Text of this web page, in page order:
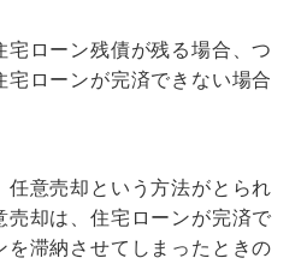
ローン残債が残る場合、つ
宅ローンが完済できない場合
任意売却という方法がとられ
売却は、住宅ローンが完済で
を滞納させてしまったときの